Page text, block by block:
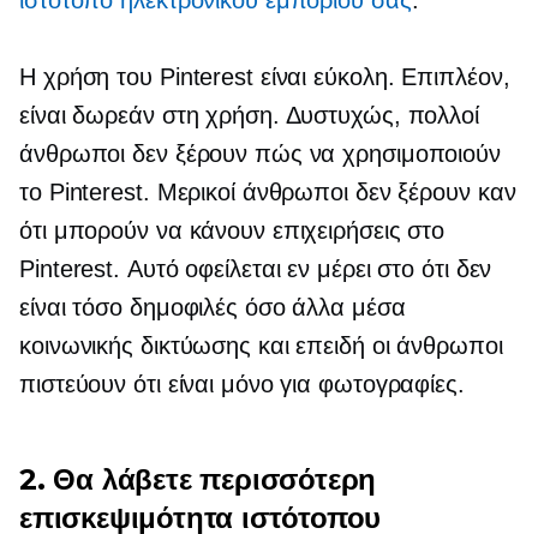
Η χρήση του Pinterest είναι εύκολη. Επιπλέον,
είναι δωρεάν στη χρήση. Δυστυχώς, πολλοί
άνθρωποι δεν ξέρουν πώς να χρησιμοποιούν
το Pinterest. Μερικοί άνθρωποι δεν ξέρουν καν
ότι μπορούν να κάνουν επιχειρήσεις στο
Pinterest. Αυτό οφείλεται εν μέρει στο ότι δεν
είναι τόσο δημοφιλές όσο άλλα μέσα
κοινωνικής δικτύωσης και επειδή οι άνθρωποι
πιστεύουν ότι είναι μόνο για φωτογραφίες.
2. Θα λάβετε περισσότερη
επισκεψιμότητα ιστότοπου